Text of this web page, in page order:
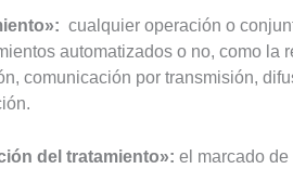
cualquier operación o
automatizados o no, como la
comunicación por transmisión,
del tratamiento»: el marcado